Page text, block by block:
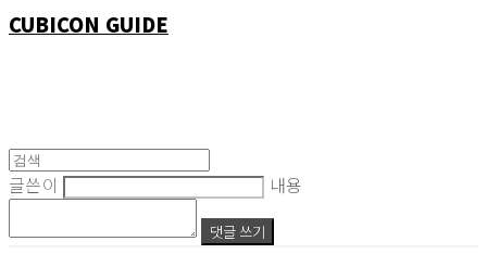
CUBICON GUIDE
글쓴이 내용
댓글 쓰기